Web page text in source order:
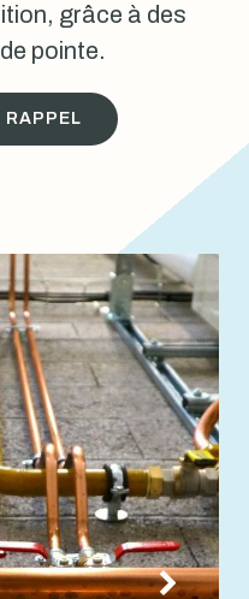
grâce à des
pointe.
RAPPEL